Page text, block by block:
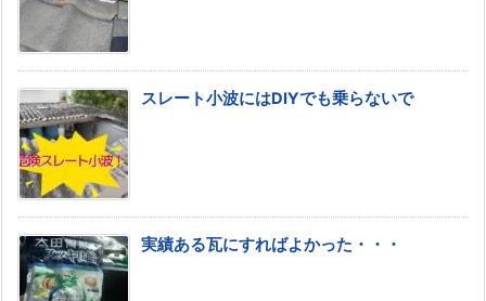
スレート小波にはDIYでも乗らないで
実績ある瓦にすればよかった・・・